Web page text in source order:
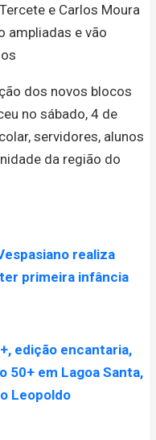
e Carlos Moura
ampliadas e vão
dos novos blocos
no sábado, 4 de
servidores, alunos
da região do
realiza
primeira infância
edição encantaria,
50+ em Lagoa Santa,
Leopoldo